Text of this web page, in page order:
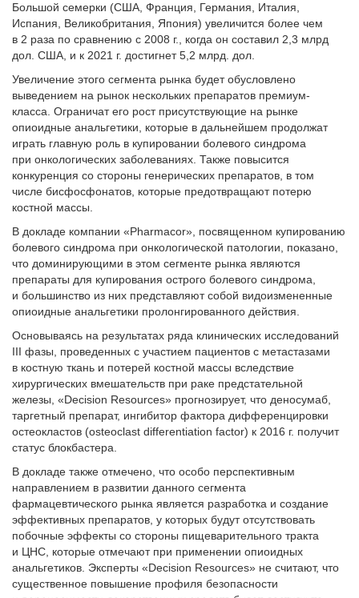
Большой семерки (США, Франция, Германия, Италия,
Испания, Великобритания, Япония) увеличится более чем
в 2 раза по сравнению с 2008 г., когда он составил 2,3 млрд
дол. США, и к 2021 г. достигнет 5,2 млрд. дол.
Увеличение этого сегмента рынка будет обусловлено
выведением на рынок нескольких препаратов премиум-
класса. Ограничат его рост присутствующие на рынке
опиоидные анальгетики, которые в дальнейшем продолжат
играть главную роль в купировании болевого синдрома
при онкологических заболеваниях. Также повысится
конкуренция со стороны генерических препаратов, в том
числе бисфосфонатов, которые предотвращают потерю
костной массы.
В докладе компании «Pharmacor», посвященном купированию
болевого синдрома при онкологической патологии, показано,
что доминирующими в этом сегменте рынка являются
препараты для купирования острого болевого синдрома,
и большинство из них представляют собой видоизмененные
опиоидные анальгетики пролонгированного действия.
Основываясь на результатах ряда клинических исследований
ІІІ фазы, проведенных с участием пациентов с метастазами
в костную ткань и потерей костной массы вследствие
хирургических вмешательств при раке предстательной
железы, «Decision Resources» прогнозирует, что деносумаб,
таргетный препарат, ингибитор фактора дифференцировки
остеокластов (osteoclast differentiation factor) к 2016 г. получит
статус блокбастера.
В докладе также отмечено, что особо перспективным
направлением в развитии данного сегмента
фармацевтического рынка является разработка и создание
эффективных препаратов, у которых будут отсутствовать
побочные эффекты со стороны пищеварительного тракта
и ЦНС, которые отмечают при применении опиоидных
анальгетиков. Эксперты «Decision Resources» не считают, что
существенное повышение профиля безопасности